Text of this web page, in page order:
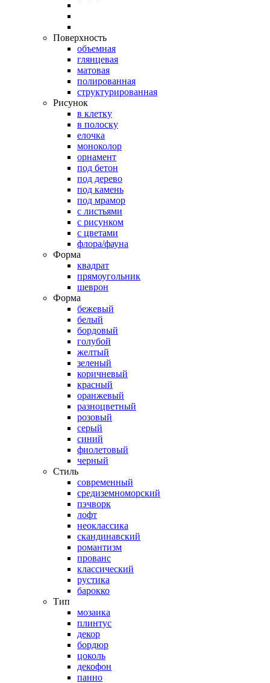
Поверхность
объемная
глянцевая
матовая
полированная
структурированная
Рисунок
в клетку
в полоску
елочка
моноколор
орнамент
под бетон
под дерево
под камень
под мрамор
с листьями
с рисунком
с цветами
флора/фауна
Форма
квадрат
прямоугольник
шеврон
Форма
бежевый
белый
бордовый
голубой
желтый
зеленый
коричневый
красный
оранжевый
разноцветный
розовый
серый
синий
фиолетовый
черный
Стиль
современный
средиземноморский
пэчворк
лофт
неоклассика
скандинавский
романтизм
прованс
классический
рустика
барокко
Тип
мозаика
плинтус
декор
бордюр
цоколь
декофон
панно